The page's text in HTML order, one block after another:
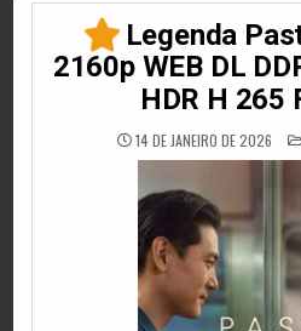
Legenda
2160p WEB DL
HDR H 265
14 DE JANEIRO DE 2026